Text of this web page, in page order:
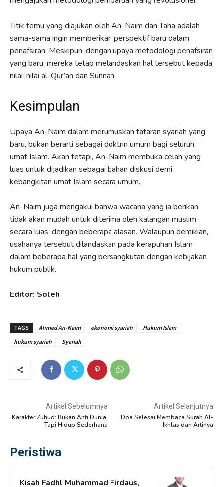
Titik temu yang diajukan oleh An-Naim dan Taha adalah
sama-sama ingin memberikan perspektif baru dalam
penafsiran. Meskipun, dengan upaya metodologi penafsiran
yang baru, mereka tetap melandaskan hal tersebut kepada
nilai-nilai al-Qur’an dan Sunnah.
Kesimpulan
Upaya An-Naim dalam merumuskan tataran syariah yang
baru, bukan berarti sebagai doktrin umum bagi seluruh
umat Islam. Akan tetapi, An-Naim membuka celah yang
luas untuk dijadikan sebagai bahan diskusi demi
kebangkitan umat Islam secara umum.
An-Naim juga mengakui bahwa wacana yang ia berikan
tidak akan mudah untuk diterima oleh kalangan muslim
secara luas, dengan beberapa alasan. Walaupun demikian,
usahanya tersebut dilandaskan pada kerapuhan Islam
dalam beberapa hal yang bersangkutan dengan kebijakan
hukum publik.
Editor: Soleh
TAGS Ahmed An-Naim ekonomi syariah
Hukum Islam
hukum syariah
Syariah
Artikel Sebelumnya
Karakter Zuhud: Bukan Anti Dunia,
Tapi Hidup Sederhana
Artikel Selanjutnya
Doa Selesai Membaca Surah Al-
Ikhlas dan Artinya
Peristiwa
Kisah Fadhl Muhammad Firdaus,